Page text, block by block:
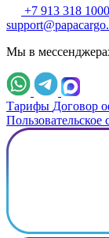
+7 913 318
Мы в
Тарифы Договор
Пользовательское